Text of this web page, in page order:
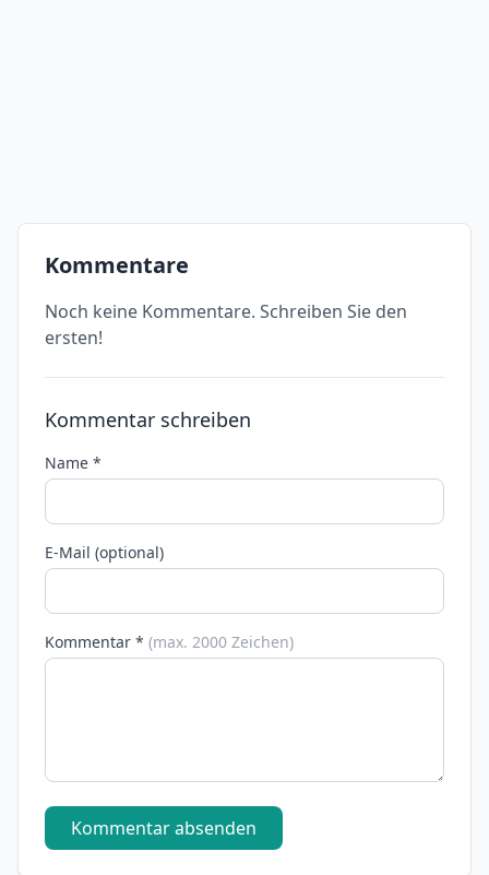
Kommentare
Noch keine Kommentare. Schreiben Sie den
ersten!
Kommentar schreiben
Name *
E-Mail (optional)
Kommentar * (max. 2000 Zeichen)
Kommentar absenden